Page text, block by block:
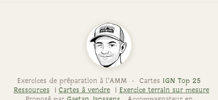
Exercices de préparation à l'AMM · Cartes IGN Top 25
Ressources
Cartes à vendre
Exercice terrain sur mesure